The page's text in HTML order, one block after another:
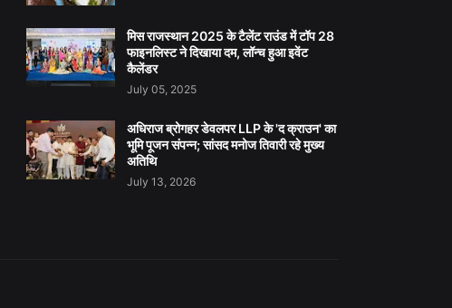
मिस राजस्थान 2025 के टैलेंट राउंड में टॉप 28
फाइनलिस्ट ने दिखाया दम, लॉन्च हुआ इवेंट
कैलेंडर
July 05, 2025
अधिराज ब्रोगहर डेवलपर LLP के 'द क्राउन' का
भूमि पूजन संपन्न; सांसद मनोज तिवारी रहे मुख्य
अतिथि
July 13, 2026